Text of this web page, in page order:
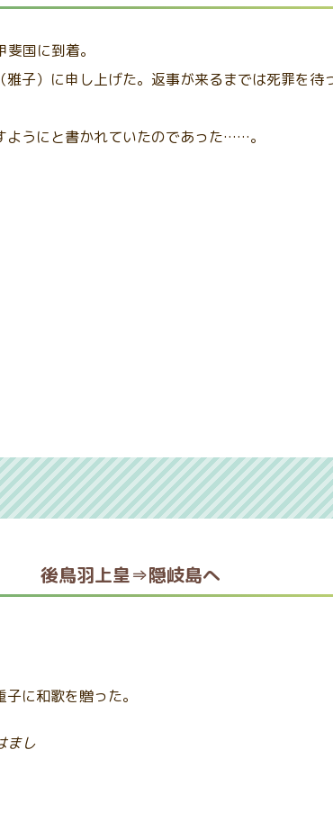
国に到着。
子）に申し上げた。返事が来るまでは死罪を
ようにと書かれていたのであった……。
後鳥羽上皇⇒隠岐島へ
に和歌を贈った。
まし